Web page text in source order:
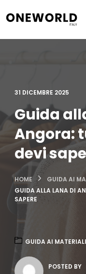
31 DICEMBRE 2025
Guida
Angora:
devi
HOME
GUIDA AI
GUIDA ALLA LANA DI
SAPERE
GUIDA AI MATERIALI
POSTED BY